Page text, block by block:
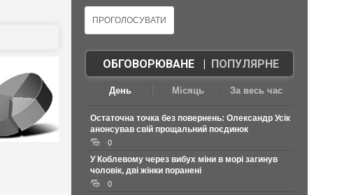
ОБГОВОРЮВАНЕ| ПОПУЛЯРНЕ
День Місяць За весь час
Остаточна точка без повернень: Олександр Усік
анонсував свій прощальний поєдинок
0
У Коблевому через вибух міни в морі загинув
чоловік, дві жінки поранені
0